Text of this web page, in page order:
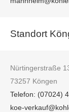
Standort
Nürtingerstraße
73257 Köngen
Telefon: (07024)
koe-